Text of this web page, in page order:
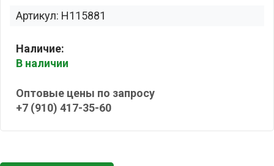
Артикул: H115881
Наличие:
В наличии
Оптовые цены по запросу
+7 (910) 417-35-60